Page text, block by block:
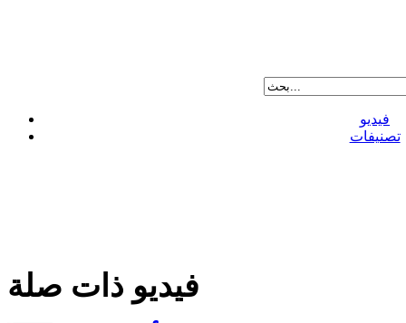
فيديو
تصنيفات
فيديو ذات صلة